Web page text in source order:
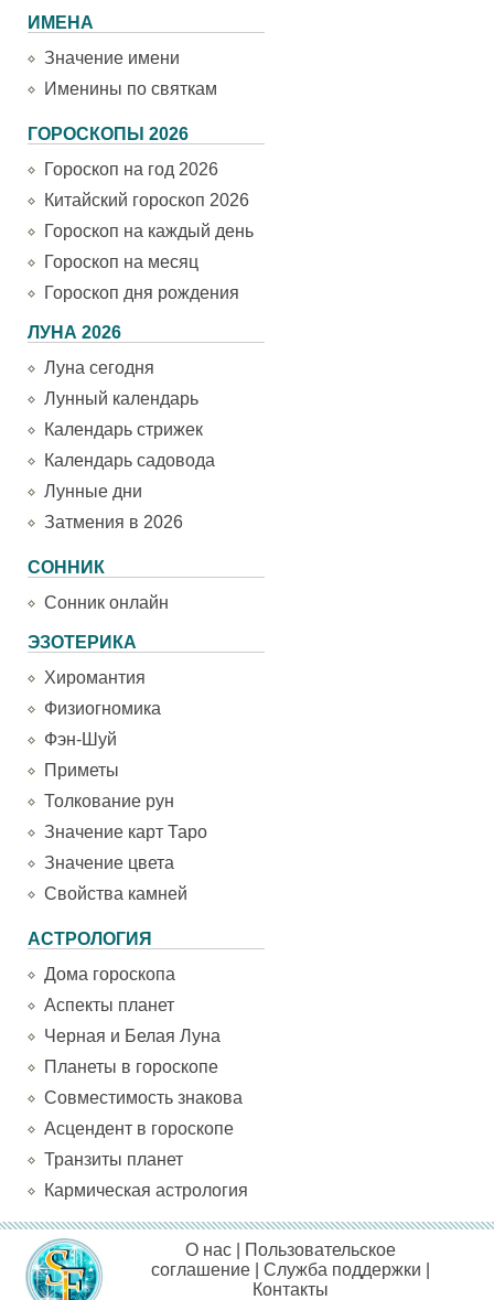
ИМЕНА
Значение имени
Именины по святкам
ГОРОСКОПЫ 2026
Гороскоп на год 2026
Китайский гороскоп 2026
Гороскоп на каждый день
Гороскоп на месяц
Гороскоп дня рождения
ЛУНА 2026
Луна сегодня
Лунный календарь
Календарь стрижек
Календарь садовода
Лунные дни
Затмения в 2026
СОННИК
Сонник онлайн
ЭЗОТЕРИКА
Хиромантия
Физиогномика
Фэн-Шуй
Приметы
Толкование рун
Значение карт Таро
Значение цвета
Свойства камней
АСТРОЛОГИЯ
Дома гороскопа
Аспекты планет
Черная и Белая Луна
Планеты в гороскопе
Совместимость знакова
Асцендент в гороскопе
Транзиты планет
Кармическая астрология
О нас
Пользовательское
соглашение |Служба поддержки
Контакты